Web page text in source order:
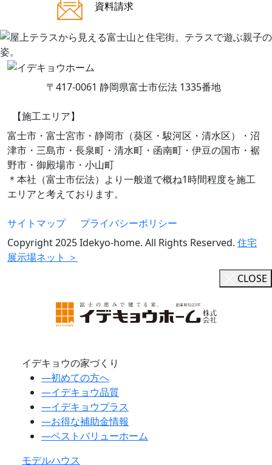
資料請求
〒417-0061 静岡県富士市伝法 1335番地
【施工エリア】
富士市・富士宮市・静岡市（葵区・駿河区・清水区）・沼
津市・三島市・長泉町・清水町・函南町・伊豆の国市・裾
野市・御殿場市・小山町
＊本社（富士市伝法）より一般道で概ね1時間程度を施工
エリアと考えております。
サイトマップ
プライバシーポリシー
Copyright 2025 Idekyo-home. All Rights Reserved. 住宅
展示場ネット ＞
CLOSE
イデキョウの家づくり
―初めての方へ
―イデキョウ品質
―イデキョウプラス
―お得な補助金情報
―ベストバリューホーム
モデルハウス